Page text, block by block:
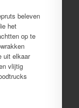
beleven
het
op te
uit elkaar
vlijtig